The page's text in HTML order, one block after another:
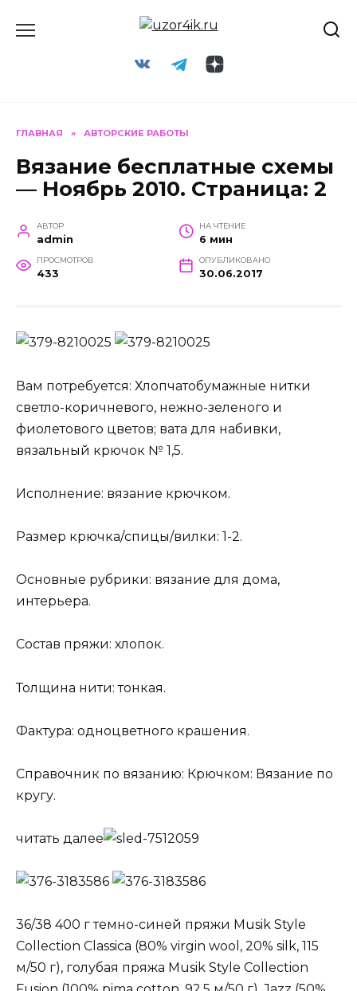
ГЛАВНАЯ » АВТОРСКИЕ РАБОТЫ
Вязание бесплатные схемы
— Ноябрь 2010. Страница: 2
АВТОР
admin
НА ЧТЕНИЕ
6 мин
ПРОСМОТРОВ
433
ОПУБЛИКОВАНО
30.06.2017
Вам потребуется: Хлопчатобумажные нитки
светло-коричневого, нежно-зеленого и
фиолетового цветов; вата для набивки,
вязальный крючок № 1,5.
Исполнение: вязание крючком.
Размер крючка/спицы/вилки: 1-2.
Основные рубрики: вязание для дома,
интерьера.
Состав пряжи: хлопок.
Толщина нити: тонкая.
Фактура: одноцветного крашения.
Справочник по вязанию: Крючком: Вязание по
кругу.
читать далее
36/38 400 г темно-синей пряжи Musik Style
Collection Сlassica (80% virgin wool, 20% silk, 115
м/50 г), голубая пряжа Musik Style Collection